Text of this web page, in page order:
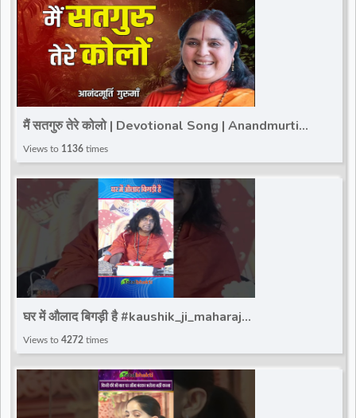
मैं सतगुरु तेरे कोलो | Devotional Song | Anandmurti
Gurumaa Bhajan's
Views to 1136 times
घर में औलाद बिगड़ी है #kaushik_ji_maharaj
#shortviralreels #ytviralreels #totalbhakti
Views to 4272 times